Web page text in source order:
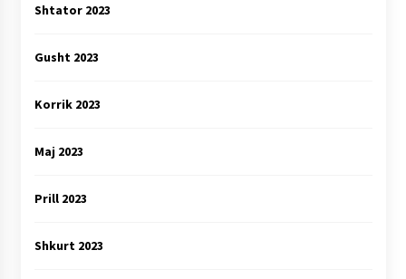
Shtator 2023
Gusht 2023
Korrik 2023
Maj 2023
Prill 2023
Shkurt 2023